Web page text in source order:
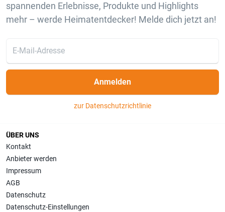
spannenden Erlebnisse, Produkte und Highlights
mehr – werde Heimatentdecker! Melde dich jetzt an!
Anmelden
zur Datenschutzrichtlinie
ÜBER UNS
Kontakt
Anbieter werden
Impressum
AGB
Datenschutz
Datenschutz-Einstellungen